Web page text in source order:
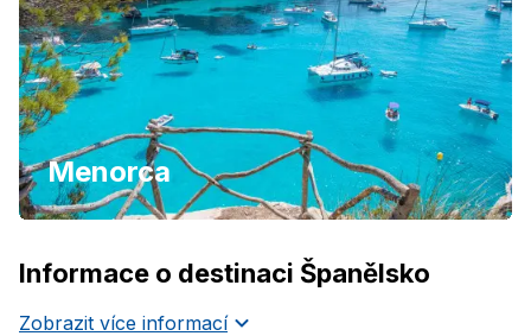
Menorca
Informace o destinaci Španělsko
Zobrazit více informací